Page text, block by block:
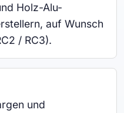
Holz-Alu-
auf Wunsch
/ RC3).
und